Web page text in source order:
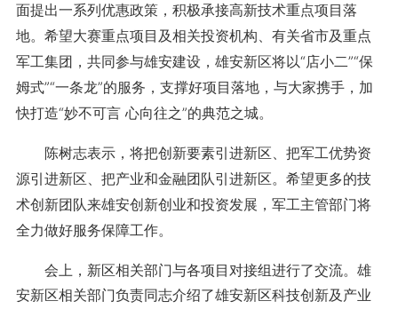
面提出一系列优惠政策，积极承接高新技术重点项目落
地。希望大赛重点项目及相关投资机构、有关省市及重点
军工集团，共同参与雄安建设，雄安新区将以“店小二”“保
姆式”“一条龙”的服务，支撑好项目落地，与大家携手，加
快打造“妙不可言 心向往之”的典范之城。
陈树志表示，将把创新要素引进新区、把军工优势资
源引进新区、把产业和金融团队引进新区。希望更多的技
术创新团队来雄安创新创业和投资发展，军工主管部门将
全力做好服务保障工作。
会上，新区相关部门与各项目对接组进行了交流。雄
安新区相关部门负责同志介绍了雄安新区科技创新及产业